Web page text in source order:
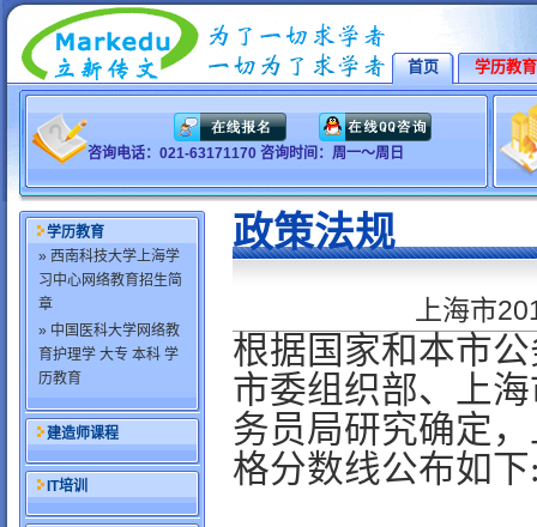
首页 学历教育
咨询电话：021-63171170 咨询时间：周一～周日
学历教育
» 西南科技大学上海学
习中心网络教育招生简
章
» 中国医科大学网络教
育护理学 大专 本科 学
历教育
建造师课程
IT培训
政策法规
上海市
根据国家和本市
市委组织部、上
务员局研究确定
格分数线公布如